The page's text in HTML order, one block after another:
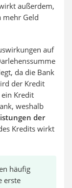
außerdem,
mehr Geld
auf
da die Bank
der Kredit
Kredit
weshalb
der
Kredits wirkt
häufig
erste